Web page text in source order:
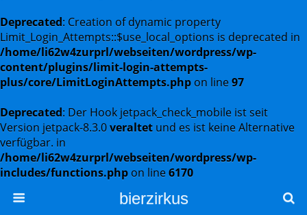
Deprecated: Creation of dynamic property
Limit_Login_Attempts::$use_local_options is deprecated in
/home/li62w4zurprl/webseiten/wordpress/wp-
content/plugins/limit-login-attempts-
plus/core/LimitLoginAttempts.php on line97
Deprecated: Der Hook jetpack_check_mobile ist seit
Version jetpack-8.3.0veraltet und es ist keine Alternative
verfügbar. in
/home/li62w4zurprl/webseiten/wordpress/wp-
includes/functions.php on line6170
bierzirkus